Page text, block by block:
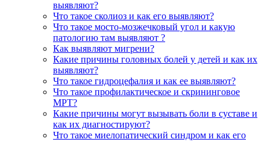
выявляют?
Что такое сколиоз и как его выявляют?
Что такое мосто-мозжечковый угол и какую
патологию там выявляют ?
Как выявляют мигрени?
Какие причины головных болей у детей и как их
выявляют?
Что такое гидроцефалия и как ее выявляют?
Что такое профилактическое и скрининговое
МРТ?
Какие причины могут вызывать боли в суставе и
как их диагностируют?
Что такое миелопатический синдром и как его